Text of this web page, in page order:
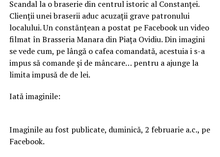
Scandal la o braserie din centrul istoric al Constanței.
Clienții unei braserii aduc acuzații grave patronului
localului. Un constănțean a postat pe Facebook un video
filmat în Brasseria Manara din Piața Ovidiu. Din imagini
se vede cum, pe lângă o cafea comandată, acestuia i s-a
impus să comande și de mâncare… pentru a ajunge la
limita impusă de de lei.
Iată imaginile:
Imaginile au fost publicate, duminică, 2 februarie a.c., pe
Facebook.